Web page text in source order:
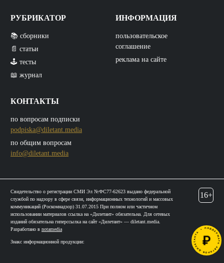
РУБРИКАТОР
📚 сборники
📄 статьи
🕹️ тесты
📖 журнал
КОНТАКТЫ
по вопросам подписки
podpiska@diletant.media
по общим вопросам
info@diletant.media
ИНФОРМАЦИЯ
пользовательское
соглашение
реклама на сайте
Свидетельство о регистрации СМИ Эл №ФС77-62623 выдано федеральной
службой по надзору в сфере связи, информационных технологий и массовых
коммуникаций (Роскомнадзор) 31.07.2015 При полном или частичном
использовании материалов ссылка на «Дилетант» обязательна. Для сетевых
изданий обязательна гиперссылка на сайт «Дилетант» — diletant.media.
Разработано в notamedia
Знакс информационной продукции:
16+